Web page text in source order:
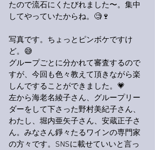
たので流石にくたびれました〜。集中
してやっていたからね。🧐🍷
写真です。ちょっとピンボケですけ
ど。😅
グループごとに分かれて審査するので
すが、今回も色々教えて頂きながら楽
しんですることができました。💗
左から海老名綾子さん、グループリー
ダーをして下さった野村美紀子さん、
わたし、堀内亜矢子さん、安蔵正子さ
ん。みなさん錚々たるワインの専門家
の方々です。SNSに載せていいと言っ